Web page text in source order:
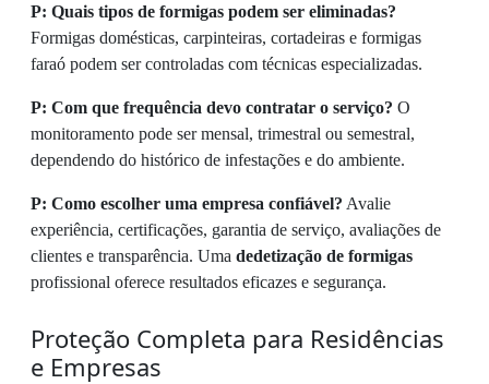
P: Quais tipos de formigas podem ser eliminadas?
Formigas domésticas, carpinteiras, cortadeiras e formigas
faraó podem ser controladas com técnicas especializadas.
P: Com que frequência devo contratar o serviço? O
monitoramento pode ser mensal, trimestral ou semestral,
dependendo do histórico de infestações e do ambiente.
P: Como escolher uma empresa confiável? Avalie
experiência, certificações, garantia de serviço, avaliações de
clientes e transparência. Uma dedetização de formigas
profissional oferece resultados eficazes e segurança.
Proteção Completa para Residências
e Empresas